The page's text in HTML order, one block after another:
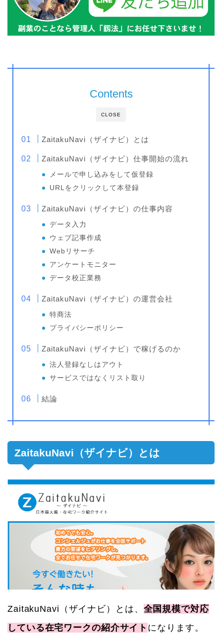
CLOSE
Contents
ZaitakuNavi（ザイナビ）とは
ZaitakuNavi（ザイナビ）仕事開始の流れ
メールで申し込みをして仮登録
URLをクリックして本登録
ZaitakuNavi（ザイナビ）の仕事内容
データ入力
ウェブ記事作成
Webリサーチ
アンケートモニター
データ校正業務
ZaitakuNavi（ザイナビ）の運営会社
特商法
プライバシーポリシー
ZaitakuNavi（ザイナビ）で稼げるのか
法人登録なしはアウト
サービスではなくリスト取り
結論
ZaitakuNavi（ザイナビ）とは
ZaitakuNavi（ザイナビ）とは、 全国規模で対応
している在宅ワークの紹介サイト になります。